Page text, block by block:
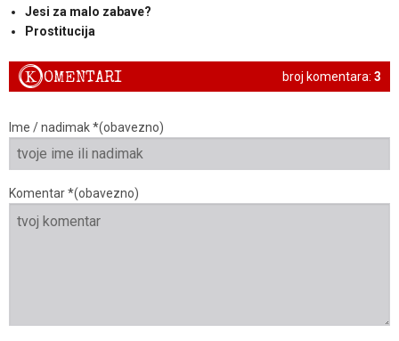
Jesi za malo zabave?
Prostitucija
broj komentara: 3
KOMENTARI
Ime / nadimak *(obavezno)
Komentar *(obavezno)